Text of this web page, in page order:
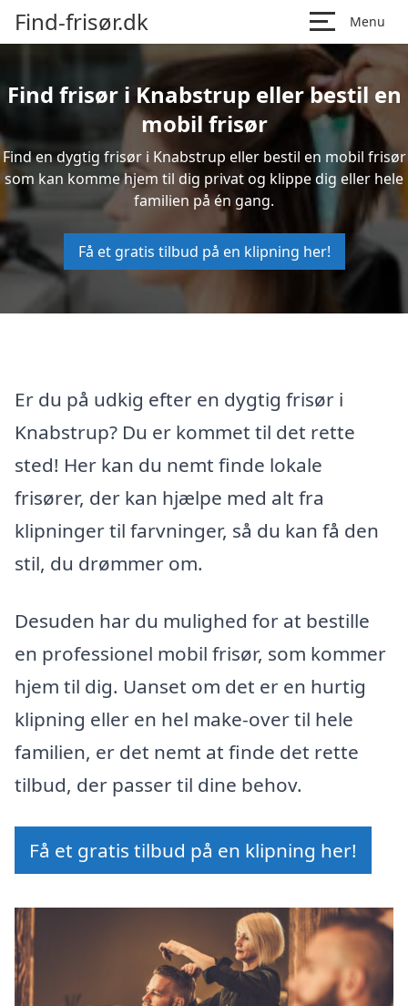
Find-frisør.dk Menu
Find frisør i Knabstrup eller bestil en
mobil frisør
Find en dygtig frisør i Knabstrup eller bestil en mobil frisør
som kan komme hjem til dig privat og klippe dig eller hele
familien på én gang.
Få et gratis tilbud på en klipning her!
Er du på udkig efter en dygtig frisør i
Knabstrup? Du er kommet til det rette
sted! Her kan du nemt finde lokale
frisører, der kan hjælpe med alt fra
klipninger til farvninger, så du kan få den
stil, du drømmer om.
Desuden har du mulighed for at bestille
en professionel mobil frisør, som kommer
hjem til dig. Uanset om det er en hurtig
klipning eller en hel make-over til hele
familien, er det nemt at finde det rette
tilbud, der passer til dine behov.
Få et gratis tilbud på en klipning her!